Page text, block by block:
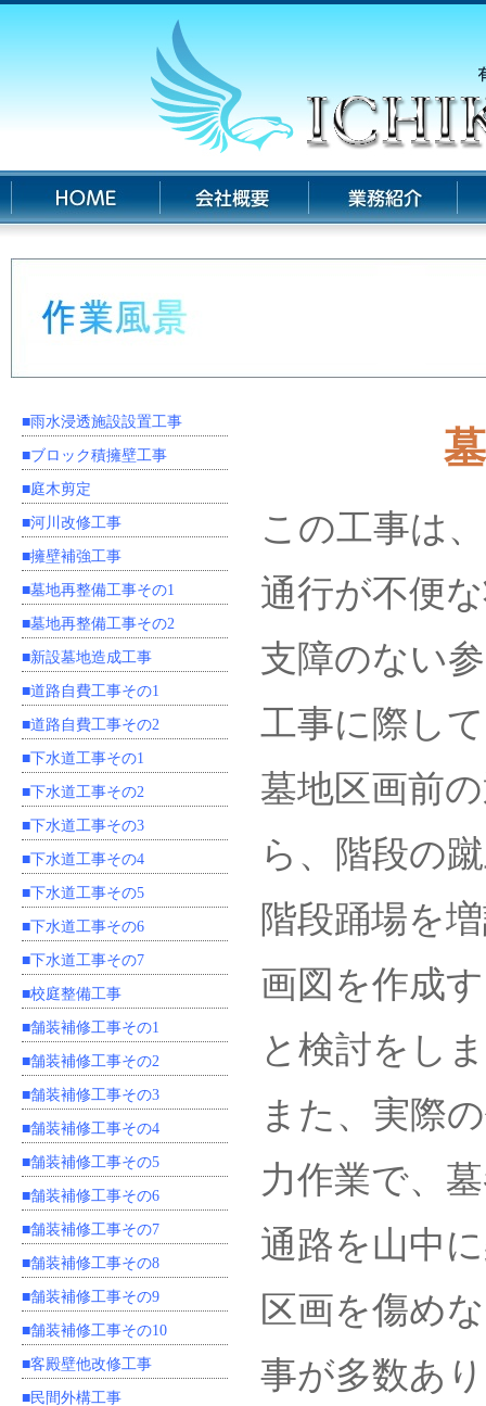
■雨水浸透施設設置工事
■ブロック積擁壁工事
■庭木剪定
■河川改修工事
■擁壁補強工事
■墓地再整備工事その1
■墓地再整備工事その2
■新設墓地造成工事
■道路自費工事その1
■道路自費工事その2
■下水道工事その1
■下水道工事その2
■下水道工事その3
■下水道工事その4
■下水道工事その5
■下水道工事その6
■下水道工事その7
■校庭整備工事
■舗装補修工事その1
■舗装補修工事その2
■舗装補修工事その3
■舗装補修工事その4
■舗装補修工事その5
■舗装補修工事その6
■舗装補修工事その7
■舗装補修工事その8
■舗装補修工事その9
■舗装補修工事その10
■客殿壁他改修工事
■民間外構工事
この工事は
通行が不便
支障のない
工事に際し
墓地区画前
ら、階段の
階段踊場を
画図を作成
と検討をし
また、実際
力作業で、
通路を山中
区画を傷め
事が多数あ